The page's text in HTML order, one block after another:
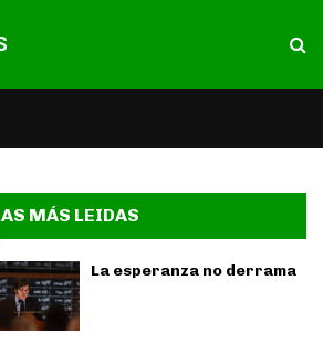
MÁS LEIDAS
La esperanza no derrama